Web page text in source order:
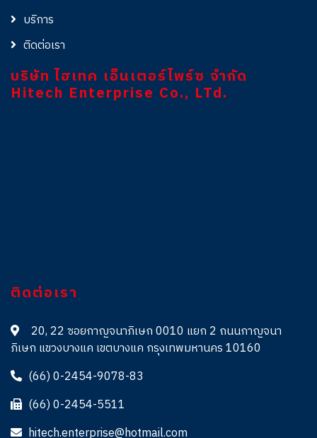
บริการ
ติดต่อเรา
บริษัท ไฮเทค เอ็นเตอร์ไพร์ซ จำกัด
Hitech Enterprise Co., LTd.
ติดต่อเรา
20, 22 ซอยกาญจนาภิเษก 0010 แยก 2 ถนนกาญจนา
ภิเษก แขวงบางแค เขตบางแค กรุงเทพมหานคร 10160
(66) 0-2454-9078-83
(66) 0-2454-5511
hitech.enterprise@hotmail.com